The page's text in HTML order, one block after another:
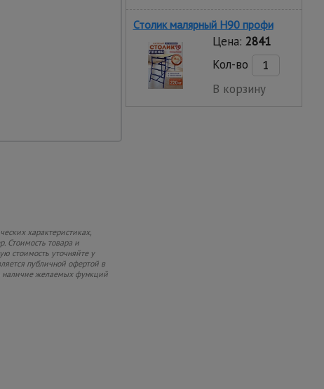
характеристиках,
Стоимость товара и
стоимость уточняйте у
публичной офертой в
наличие желаемых функций
Столик малярный H90 профи
Цена: 2841
Кол-во
В корзину